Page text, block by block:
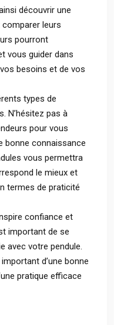
découvrir une
comparer leurs
pourront
vous guider dans
besoins et de vos
types de
N’hésitez pas à
pour vous
bonne connaissance
vous permettra
le mieux et
termes de praticité
confiance et
important de se
avec votre pendule.
d’une bonne
pratique efficace